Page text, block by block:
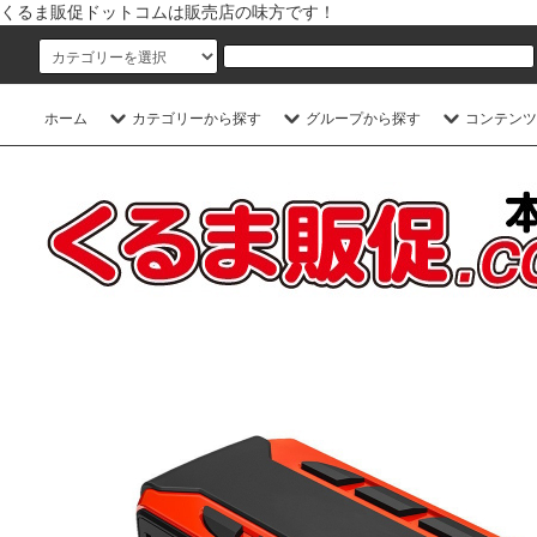
くるま販促ドットコムは販売店の味方です！
ホーム カテゴリーから探す グループから探す コンテン